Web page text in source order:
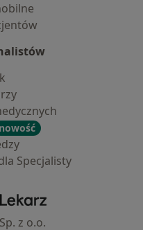
nowość
Specjalisty
- Strona główna
z o.o.